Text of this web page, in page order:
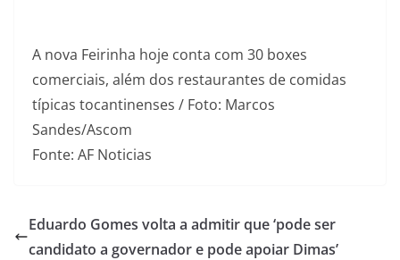
A nova Feirinha hoje conta com 30 boxes
comerciais, além dos restaurantes de comidas
típicas tocantinenses / Foto: Marcos
Sandes/Ascom
Fonte: AF Noticias
Eduardo Gomes volta a admitir que ‘pode ser
candidato a governador e pode apoiar Dimas’